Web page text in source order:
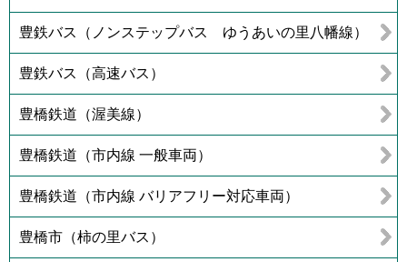
豊鉄バス（ノンステップバス ゆうあいの里八幡線）
豊鉄バス（高速バス）
豊橋鉄道（渥美線）
豊橋鉄道（市内線 一般車両）
豊橋鉄道（市内線 バリアフリー対応車両）
豊橋市（柿の里バス）